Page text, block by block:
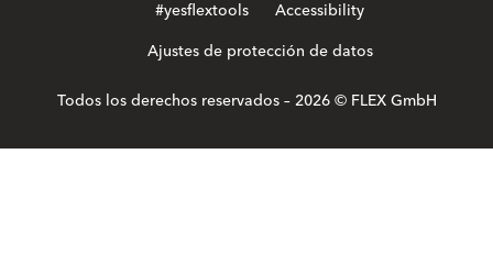
#yesflextools
Accessibility
Ajustes de protección de datos
Todos los derechos reservados – 2026 © FLEX GmbH